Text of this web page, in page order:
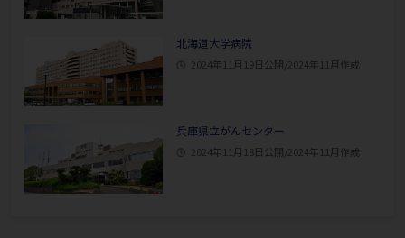
北海道大学病院
2024年11月19日公開/2024年11月作成
兵庫県立がんセンター
2024年11月18日公開/2024年11月作成